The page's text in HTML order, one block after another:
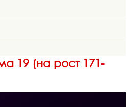
19 (на рост 171-